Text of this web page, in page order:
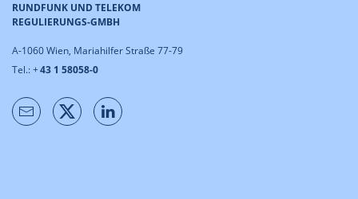
RUNDFUNK UND TELEKOM
REGULIERUNGS-GMBH
A-1060 Wien, Mariahilfer Straße 77-79
Tel.: +43 1 58058-0